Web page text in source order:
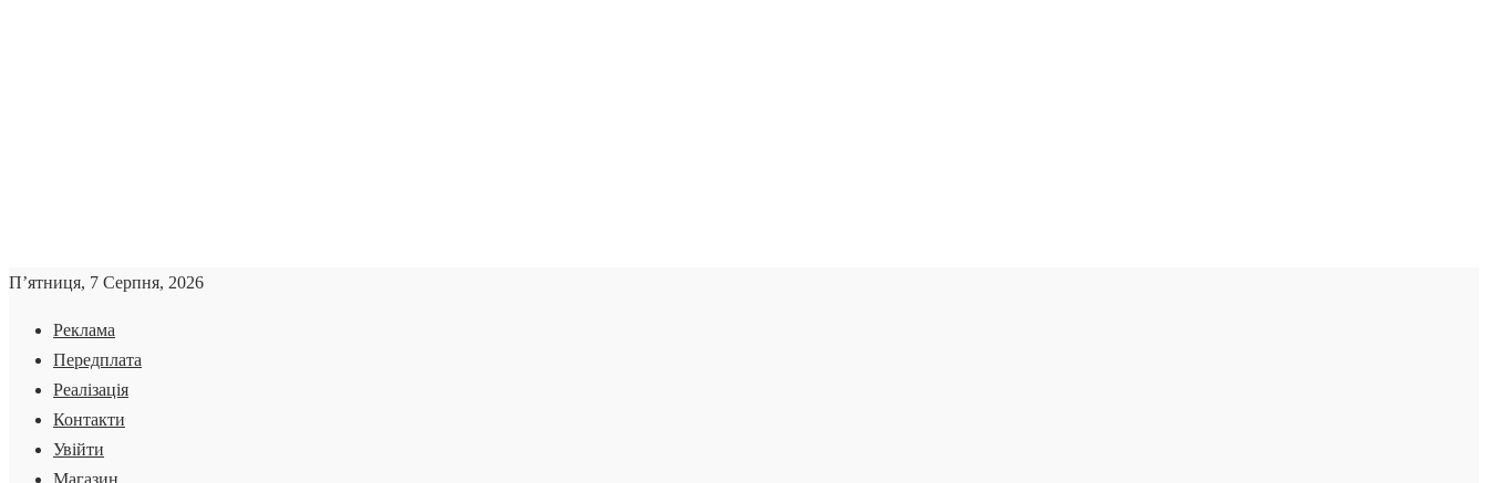
П’ятниця, 7 Серпня, 2026
Реклама
Передплата
Реалізація
Контакти
Увійти
Магазин